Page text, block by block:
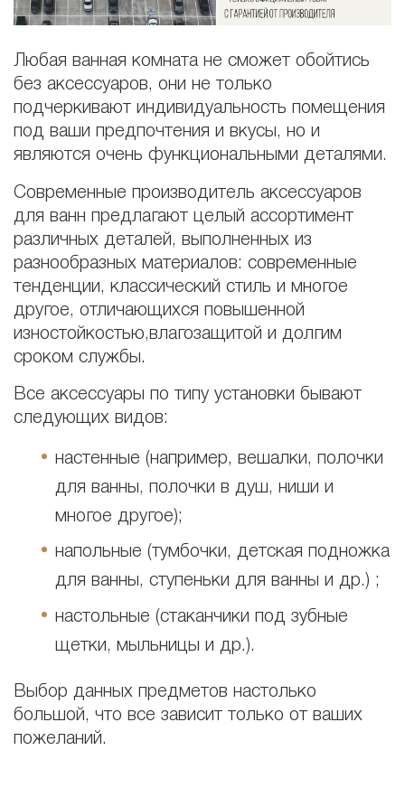
Любая ванная комната не сможет обойтись
без аксессуаров, они не только
подчеркивают индивидуальность помещения
под ваши предпочтения и вкусы, но и
являются очень функциональными деталями.
Современные производитель аксессуаров
для ванн предлагают целый ассортимент
различных деталей, выполненных из
разнообразных материалов: современные
тенденции, классический стиль и многое
другое, отличающихся повышенной
изностойкостью,влагозащитой и долгим
сроком службы.
Все аксессуары по типу установки бывают
следующих видов:
настенные (например, вешалки, полочки
для ванны, полочки в душ, ниши и
многое другое);
напольные (тумбочки, детская подножка
для ванны, ступеньки для ванны и др.) ;
настольные (стаканчики под зубные
щетки, мыльницы и др.).
Выбор данных предметов настолько
большой, что все зависит только от ваших
пожеланий.